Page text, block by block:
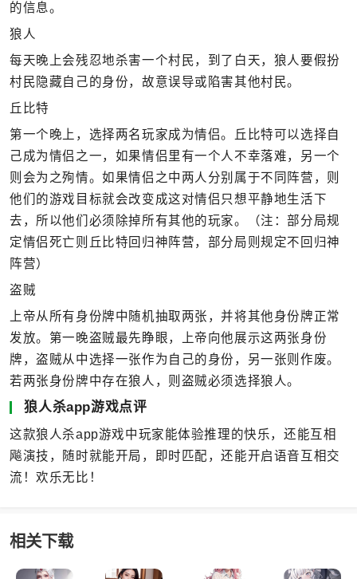
的信息。
狼人
每天晚上会残忍地杀害一个村民，到了白天，狼人要假扮
村民隐藏自己的身份，故意误导或陷害其他村民。
丘比特
第一个晚上，选择两名玩家成为情侣。丘比特可以选择自
己成为情侣之一，如果情侣里有一个人不幸落难，另一个
则会为之殉情。如果情侣之中两人分别属于不同阵营，则
他们的游戏目标就会改变成这对情侣只想平静地生活下
去，所以他们必须除掉所有其他的玩家。（注：部分局规
定情侣死亡则丘比特回归神阵营，部分局则规定不回归神
阵营）
盗贼
上帝从所有身份牌中随机抽取两张，并将其他身份牌正常
发放。第一晚盗贼最先睁眼，上帝向他展示这两张身份
牌，盗贼从中选择一张作为自己的身份，另一张则作废。
若两张身份牌中存在狼人，则盗贼必须选择狼人。
狼人杀app游戏点评
这款狼人杀app游戏中玩家能体验推理的快乐，还能互相
飚演技，随时就能开局，即时匹配，还能开启语音互相交
流！欢乐无比！
相关下载